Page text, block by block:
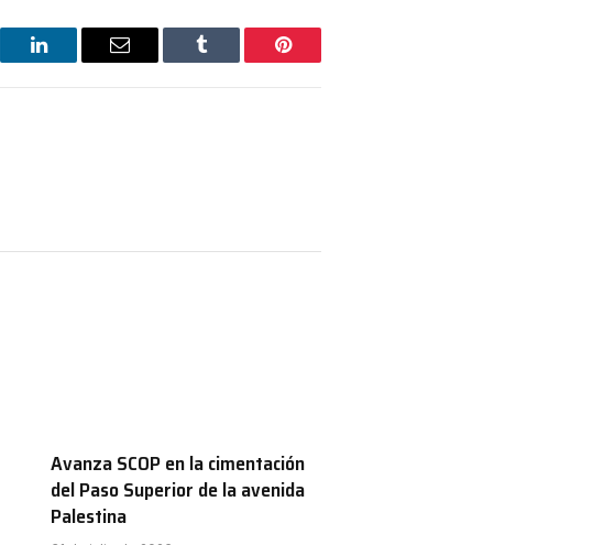
LinkedIn Email Tumblr Pinterest
Avanza SCOP en la cimentación
del Paso Superior de la avenida
Palestina